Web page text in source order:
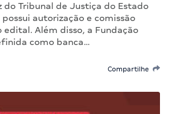
do Tribunal de Justiça do Estado
possui autorização e comissão
Além disso, a Fundação
como banca…
Compartilhe